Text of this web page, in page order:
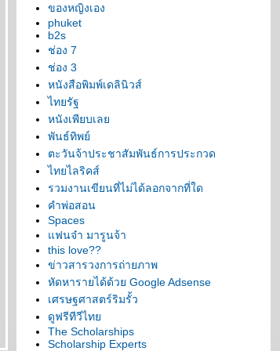
ของหญิงเอง
phuket
b2s
ช่อง 7
ช่อง 3
หนังสือพิมพ์เดลินิวส์
ไทยรัฐ
หนังเพียบเล
พันธ์ทิพย์
ตะวันจ้าประชาสัมพันธ์การประกวด
ไทยไลริคส์
รวมงานเขียนที่ไม่ได้ลอกจากที่ใด
คำพ่อสอน
Spaces
ฟนจ๋า มารูนจ้า
this love??
ข่าวสารวงการถ่ายภาพ
หัดหารายได้ด้วย Google Adsense
เศรษฐศาสตร์ริมรั้ว
ดูฟรีทีวีไท
The Scholarships
Scholarship Experts